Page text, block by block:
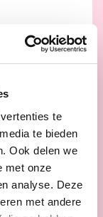
te
te bieden
Ook delen we
met onze
analyse. Deze
met andere
van
Als
meer